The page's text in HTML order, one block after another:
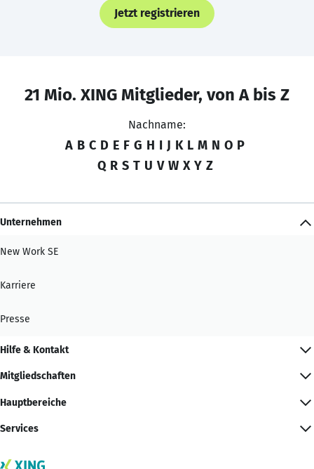
Jetzt registrieren
21 Mio. XING Mitglieder, von A bis Z
Nachname:
A B C D E F G H I J K L M N O P
Q R S T U V W X Y Z
Unternehmen
New Work SE
Karriere
Presse
Hilfe & Kontakt
Mitgliedschaften
Hauptbereiche
Services